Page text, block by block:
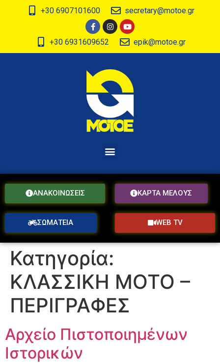
+30 6907101600 secretary@motoe.gr
+30 6931609652 epik@motoe.gr
ΑΝΑΚΟΙΝΩΣΕΙΣ ΚΑΡΤΑ ΜΕΛΟΥΣ
ΣΩΜΑΤΕΙΑ WEB TV
Κατηγορία:
ΚΛΑΣΣΙΚΗ ΜΟΤΟ –
ΠΕΡΙΓΡΑΦΕΣ
Αρχείο Πιστοποιημένων
Ιστορικών